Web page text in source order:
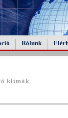
Rólunk
klímák